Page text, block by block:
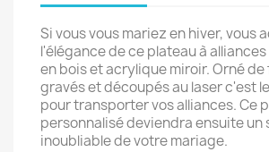
Si vous vous mariez en hiver, vous
l'élégance de ce plateau à
en bois et acrylique miroir. Orné
gravés et découpés au laser c'est
pour transporter vos alliances. Ce
personnalisé deviendra ensuite un
inoubliable de votre mariage.